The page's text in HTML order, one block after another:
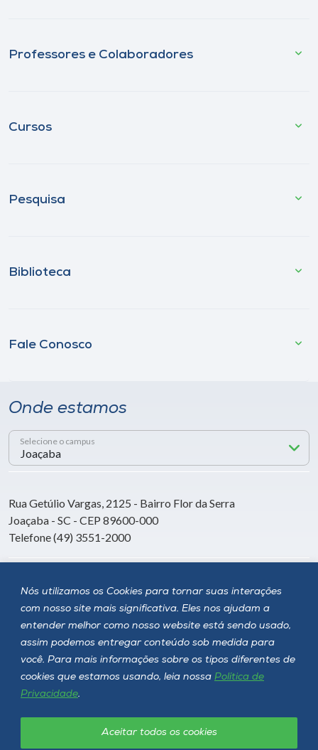
Nós utilizamos os Cookies para tornar suas interações
com nosso site mais significativa. Eles nos ajudam a
entender melhor como nosso website está sendo usado,
assim podemos entregar conteúdo sob medida para
você. Para mais informações sobre os tipos diferentes de
cookies que estamos usando, leia nossa Política de
Privacidade.
Aceitar todos os cookies
Professores e Colaboradores
Cursos
Pesquisa
Biblioteca
Fale Conosco
Onde estamos
Selecione o campus
Rua Getúlio Vargas, 2125 - Bairro Flor da Serra
Joaçaba - SC - CEP 89600-000
Telefone (49) 3551-2000
Siga a Unoesc
Política de privacidade LGPD